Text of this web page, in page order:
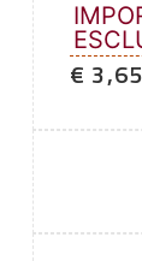
€ 3,65